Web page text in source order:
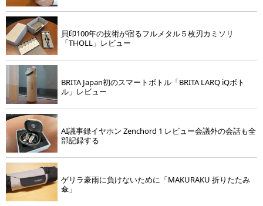
貝印100年の技術が宿るフルメタル５枚刃カミソリ
「THOLL」レビュー
BRITA Japan初のスマートボトル「BRITA LARQ iQボト
ル」レビュー
AI議事録イヤホン Zenchord 1 レビュー会議外の会話も全
部記録する
ゲリラ豪雨に負けないために「MAKURAKU 折りたたみ
傘」